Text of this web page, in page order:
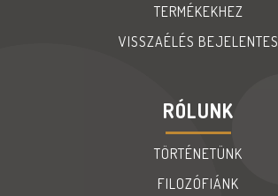
TERMÉKEKHEZ
VISSZAÉLÉS BEJELENTES
RÓLUNK
TÖRTÉNETÜNK
FILOZÓFIÁNK